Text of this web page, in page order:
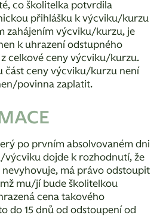
co školitelka potvrdila
přihlášku k výcviku/kurzu
zahájením výcviku/kurzu, je
k uhrazení odstupného
z celkové ceny výcviku/kurzu.
část ceny výcviku/kurzu není
povinna zaplatit.
po prvním absolvovaném dni
výcviku dojde k rozhodnutí, že
má právo odstoupit
mu/jí bude školitelkou
cena takového
do 15 dnů od odstoupení od